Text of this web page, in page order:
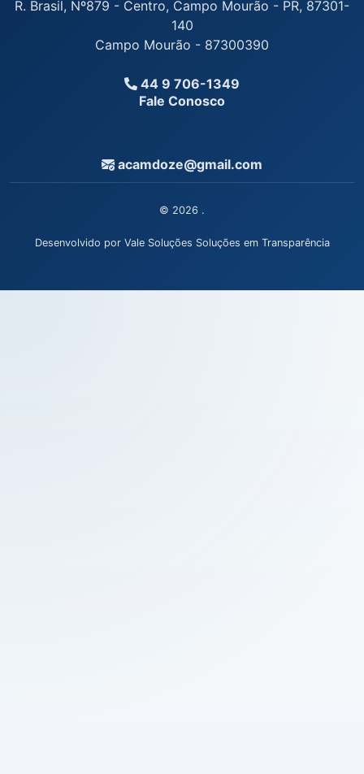
R. Brasil, Nº879 - Centro, Campo Mourão - PR, 87301-
140
Campo Mourão - 87300390
44 9 706-1349
Fale Conosco
acamdoze@gmail.com
© 2026 .
Desenvolvido por Vale Soluções Soluções em Transparência